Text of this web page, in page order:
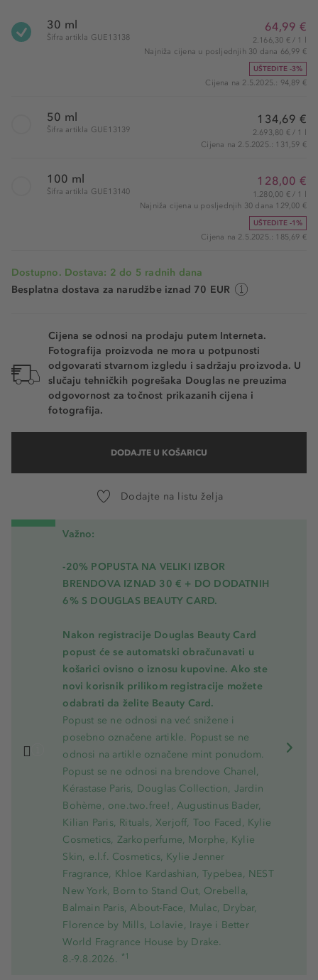
30 ml
Šifra artikla GUE13138
64,99 €
2.166,30 € / 1 l
Najniža cijena u posljednjih 30 dana 66,99 €
UŠTEDITE -3%
Cijena na 2.5.2025.: 94,89 €
50 ml
Šifra artikla GUE13139
134,69 €
2.693,80 € / 1 l
Cijena na 2.5.2025.: 131,59 €
100 ml
Šifra artikla GUE13140
128,00 €
1.280,00 € / 1 l
Najniža cijena u posljednjih 30 dana 129,00 €
UŠTEDITE -1%
Cijena na 2.5.2025.: 185,69 €
Dostupno. Dostava: 2 do 5 radnih dana
Besplatna dostava za narudžbe iznad 70 EUR
Cijena se odnosi na prodaju putem Interneta.
Fotografija proizvoda ne mora u potpunosti
odgovarati stvarnom izgledu i sadržaju proizvoda. U
slučaju tehničkih pogrešaka Douglas ne preuzima
odgovornost za točnost prikazanih cijena i
fotografija.
DODAJTE U KOŠARICU
Dodajte na listu želja
Važno:
-20% POPUSTA NA VELIKI IZBOR
BRENDOVA IZNAD 30 € + DO DODATNIH
6% S DOUGLAS BEAUTY CARD.
Nakon registracije Douglas Beauty Card
popust će se automatski obračunavati u
košarici ovisno o iznosu kupovine. Ako ste
novi korisnik prilikom registracije možete
odabrati da želite Beauty Card.
Popust se ne odnosi na već snižene i
posebno označene artikle. Popust se ne
odnosi na artikle označene mint ponudom.
Popust se ne odnosi na brendove Chanel,
Kérastase Paris, Douglas Collection, Jardin
Bohème, one.two.free!, Augustinus Bader,
Kilian Paris, Rituals, Xerjoff, Too Faced, Kylie
Cosmetics, Zarkoperfume, Morphe, Kylie
Skin, e.l.f. Cosmetics, Kylie Jenner
Fragrance, Khloe Kardashian, Typebea, NEST
New York, Born to Stand Out, Orebella,
Balmain Paris, About-Face, Mulac, Drybar,
Florence by Mills, Lolavie, Iraye i Better
World Fragrance House by Drake.
8.-9.8.2026. *1